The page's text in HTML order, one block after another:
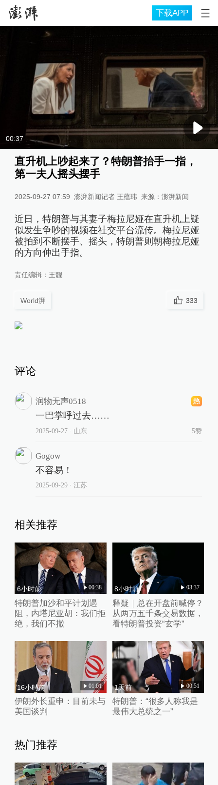
下载APP
00:37
直升机上吵起来了？特朗普抬手一指，
第一夫人摇头摆手
2025-09-27 07:59 澎湃新闻记者 王蕴玮 来源： 澎湃新闻
近日，特朗普与其妻子梅拉尼娅在直升机上疑
似发生争吵的视频在社交平台流传。梅拉尼娅
被拍到不断摆手、摇头，特朗普则朝梅拉尼娅
的方向伸出手指。
责任编辑： 王靓
World湃 333
评论
润物无声0518
一巴掌呼过去……
2025-09-27∙ 山东 5赞
Gogow
不容易！
2025-09-29∙ 江苏
相关推荐
6小时前 00:38
特朗普加沙和平计划遇
阻，内塔尼亚胡：我们拒
绝，我们不撤
8小时前 03:37
释疑｜总在开盘前喊停？
从两万五千条交易数据，
看特朗普投资“玄学”
16小时前 01:01
伊朗外长重申：目前未与
美国谈判
1天前 00:51
特朗普：“很多人称我是
最伟大总统之一”
热门推荐